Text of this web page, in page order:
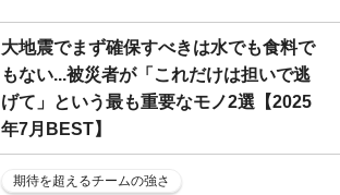
大地震でまず確保すべきは水でも食料で
もない...被災者が「これだけは担いで逃
げて」という最も重要なモノ2選【2025
年7月BEST】
期待を超えるチームの強さ